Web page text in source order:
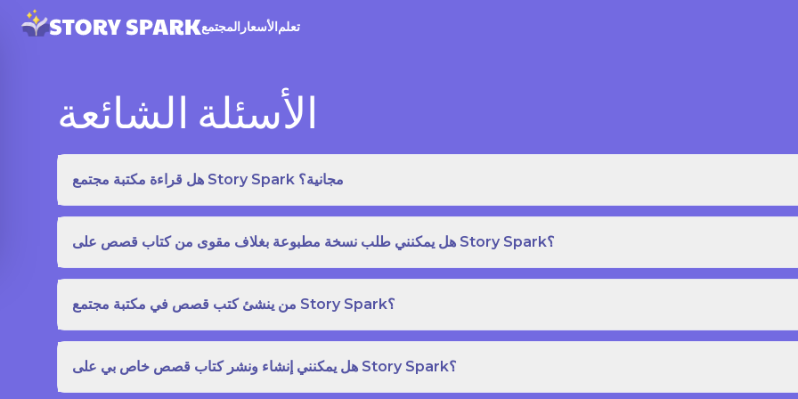
المجتمع الأسعارتعلم
الأسئلة الشائعة
هل قراءة مكتبة مجتمع Story Spark مجانية؟
هل يمكنني طلب نسخة مطبوعة بغلاف مقوى من كتاب قصص على Story Spark؟
من ينشئ كتب قصص في مكتبة مجتمع Story Spark؟
هل يمكنني إنشاء ونشر كتاب قصص خاص بي على Story Spark؟